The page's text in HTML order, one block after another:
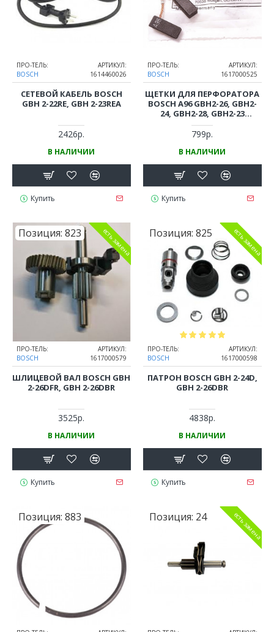
ПРО-ТЕЛЬ:
BOSCH
АРТИКУЛ:
1614460026
СЕТЕВОЙ КАБЕЛЬ BOSCH
GBH 2-22RE, GBH 2-23REA
2426р.
В НАЛИЧИИ
Купить
ПРО-ТЕЛЬ:
BOSCH
АРТИКУЛ:
1617000525
ЩЕТКИ ДЛЯ ПЕРФОРАТОРА
BOSCH A96 GBH2-26, GBH2-
24, GBH2-28, GBH2-23
(ОРИГИНАЛ)
799р.
В НАЛИЧИИ
Купить
Позиция: 823 есть замена
ПРО-ТЕЛЬ:
BOSCH
АРТИКУЛ:
1617000579
ШЛИЦЕВОЙ ВАЛ BOSCH GBH
2-26DFR, GBH 2-26DBR
3525р.
В НАЛИЧИИ
Купить
Позиция: 825 есть замена
ПРО-ТЕЛЬ:
BOSCH
АРТИКУЛ:
1617000598
ПАТРОН BOSCH GBH 2-24D,
GBH 2-26DBR
4838р.
В НАЛИЧИИ
Купить
Позиция: 883 Позиция: 24 есть замена